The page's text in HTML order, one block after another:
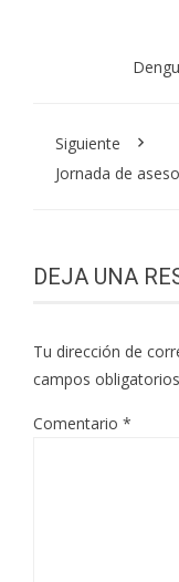
Siguiente
Jornada de
DEJA UNA
Tu dirección de
campos
Comentario *